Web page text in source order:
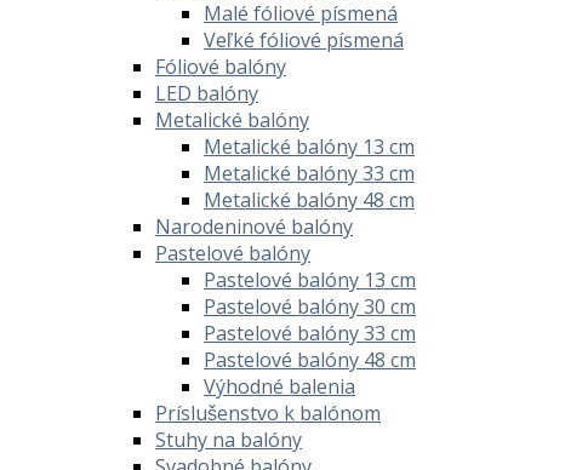
Malé fóliové písmená
Veľké fóliové písmená
Fóliové balóny
LED balóny
Metalické balóny
Metalické balóny 13 cm
Metalické balóny 33 cm
Metalické balóny 48 cm
Narodeninové balóny
Pastelové balóny
Pastelové balóny 13 cm
Pastelové balóny 30 cm
Pastelové balóny 33 cm
Pastelové balóny 48 cm
Výhodné balenia
Príslušenstvo k balónom
Stuhy na balóny